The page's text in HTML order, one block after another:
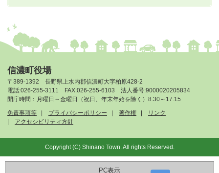
信濃町役場
〒389-1392 長野県上水内郡信濃町大字柏原428-2
電話:026-255-3111 FAX:026-255-6103 法人番号:9000020205834
開庁時間：月曜日～金曜日（祝日、年末年始を除く）8:30～17:15
免責事項等
プライバシーポリシー 著作権
リンク
アクセシビリティ方針
Copyright (C) Shinano Town. All rights Reserved.
PC表示